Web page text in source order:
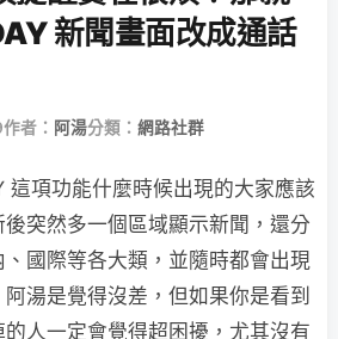
新聞畫面改成通話
作者： 阿湯分類： 網路社群
這項功能什麼時候出現的大家應該
突然多一個區域顯示新聞，還分
國際等各大類，並隨時都會出現
湯是覺得沒差，但如果你是看到
人一定會覺得超困擾，尤其沒有